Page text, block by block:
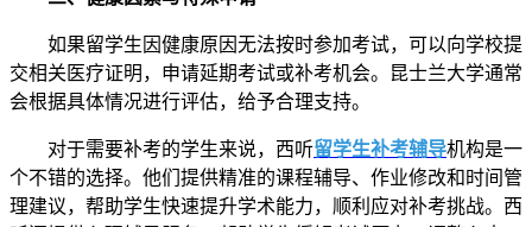
如果留学生因健康原因无法按时参加考试，可以向学校提
交相关医疗证明，申请延期考试或补考机会。昆士兰大学通常
会根据具体情况进行评估，给予合理支持。
对于需要补考的学生来说，西听留学生补考辅导机构是一
个不错的选择。他们提供精准的课程辅导、作业修改和时间管
理建议，帮助学生快速提升学术能力，顺利应对补考挑战。西